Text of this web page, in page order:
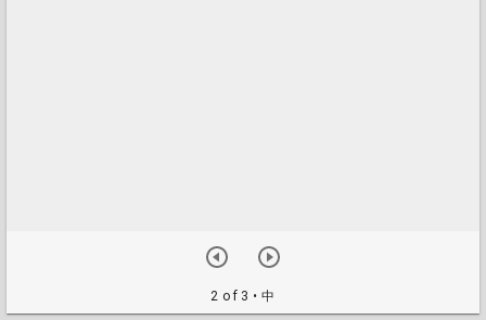
2 of 3 • 中